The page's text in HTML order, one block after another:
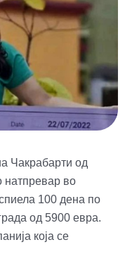
Чакрабарти од
натпревар во
100 дена по
од 5900 евра.
која се